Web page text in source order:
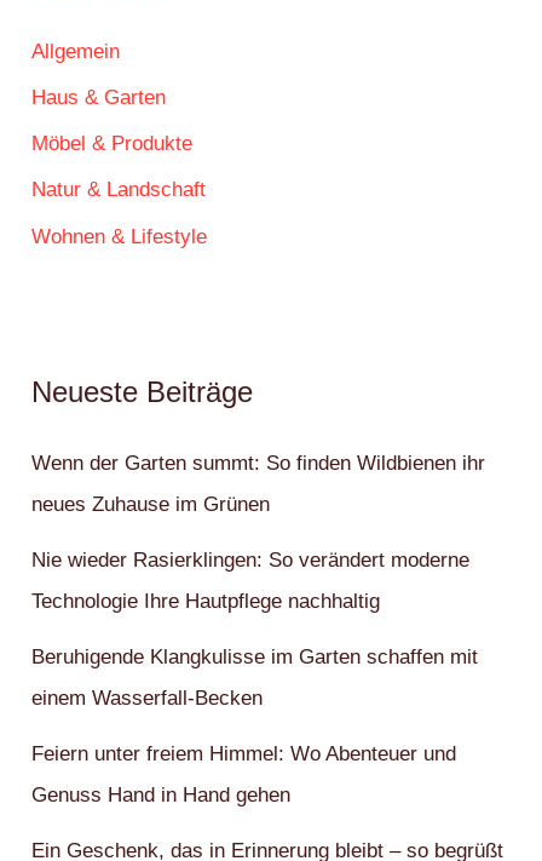
Allgemein
Haus & Garten
Möbel & Produkte
Natur & Landschaft
Wohnen & Lifestyle
Neueste Beiträge
Wenn der Garten summt: So finden Wildbienen ihr
neues Zuhause im Grünen
Nie wieder Rasierklingen: So verändert moderne
Technologie Ihre Hautpflege nachhaltig
Beruhigende Klangkulisse im Garten schaffen mit
einem Wasserfall-Becken
Feiern unter freiem Himmel: Wo Abenteuer und
Genuss Hand in Hand gehen
Ein Geschenk, das in Erinnerung bleibt – so begrüßt